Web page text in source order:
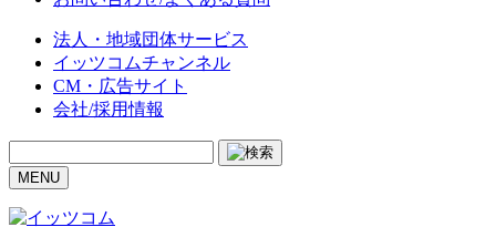
法人・地域団体サービス
イッツコムチャンネル
CM・広告サイト
会社/採用情報
MENU